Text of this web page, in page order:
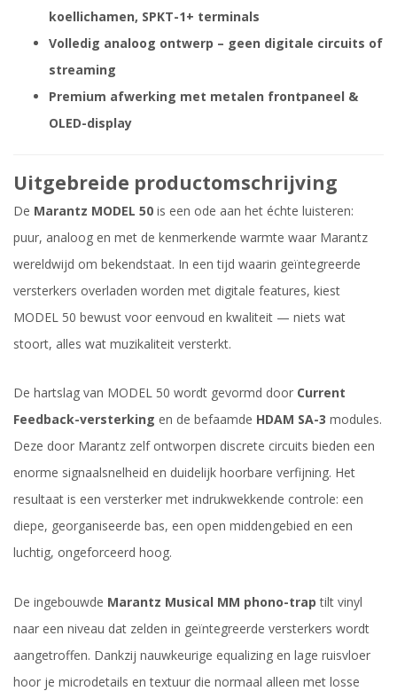
koellichamen, SPKT-1+ terminals
Volledig analoog ontwerp – geen digitale circuits of
streaming
Premium afwerking met metalen frontpaneel &
OLED-display
Uitgebreide productomschrijving
De Marantz MODEL 50 is een ode aan het échte luisteren:
puur, analoog en met de kenmerkende warmte waar Marantz
wereldwijd om bekendstaat. In een tijd waarin geïntegreerde
versterkers overladen worden met digitale features, kiest
MODEL 50 bewust voor eenvoud en kwaliteit — niets wat
stoort, alles wat muzikaliteit versterkt.
De hartslag van MODEL 50 wordt gevormd door Current
Feedback-versterking en de befaamde HDAM SA-3 modules.
Deze door Marantz zelf ontworpen discrete circuits bieden een
enorme signaalsnelheid en duidelijk hoorbare verfijning. Het
resultaat is een versterker met indrukwekkende controle: een
diepe, georganiseerde bas, een open middengebied en een
luchtig, ongeforceerd hoog.
De ingebouwde Marantz Musical MM phono-trap tilt vinyl
naar een niveau dat zelden in geïntegreerde versterkers wordt
aangetroffen. Dankzij nauwkeurige equalizing en lage ruisvloer
hoor je microdetails en textuur die normaal alleen met losse